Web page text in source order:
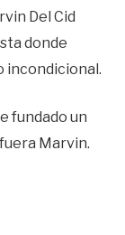
Del Cid
donde
incondicional.
fundado un
Marvin.